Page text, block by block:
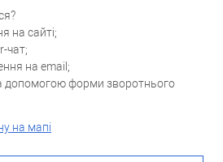
на сайті;
чат;
на email;
допомогою форми зворотнього
на мапі